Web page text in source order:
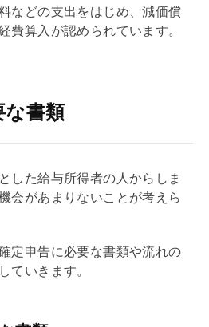
などの支出をはじめ、減価償
費算入が認められています。
な書類
した給与所得者の人からしま
会があまりないことが考えら
定申告に必要な書類や流れの
ていきます。